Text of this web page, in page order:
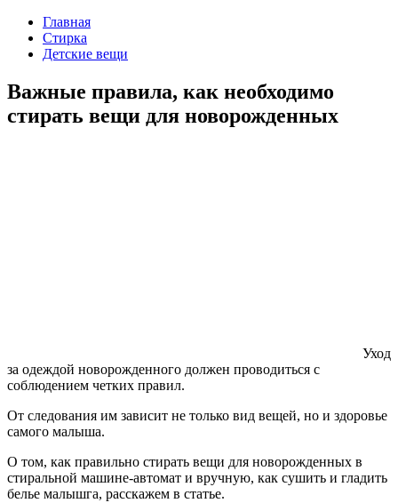
Главная
Стирка
Детские вещи
Важные правила, как необходимо
стирать вещи для новорожденных
Уход
за одеждой новорожденного должен проводиться с
соблюдением четких правил.
От следования им зависит не только вид вещей, но и здоровье
самого малыша.
О том, как правильно стирать вещи для новорожденных в
стиральной машине-автомат и вручную, как сушить и гладить
белье малышга, расскажем в статье.